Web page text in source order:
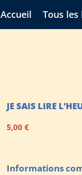
Accueil Tous les
JE SAIS LIRE
5,00€
Informations